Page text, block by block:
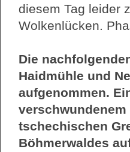
diesem Tag leider
Wolkenlücken.
Die
Haidmühle und
aufgenommen.
verschwundenem
tschechischen
Böhmerwaldes